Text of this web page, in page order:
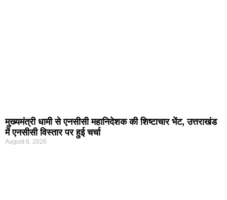
मुख्यमंत्री धामी से एनसीसी महानिदेशक की शिष्टाचार भेंट, उत्तराखंड
में एनसीसी विस्तार पर हुई चर्चा
August 6, 2026